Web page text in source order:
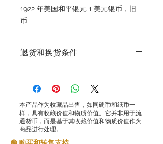
1922 年美国和平银元 1 美元银币，旧
币
退货和换货条件
品质的产品和服务，确保客户满意。鉴于
受因客户原因而提出的退货。
然而，在某些情况下，我们可能会例外接
受退货。以下情况允许退货：
错误商品：如果您收到的商品与您订购的
本产品作为收藏品出售，如同硬币和纸币一
样，具有收藏价值和物质价值。它并非用于流
通货币，而是基于其收藏价值和物质价值作为
商品进行处理。